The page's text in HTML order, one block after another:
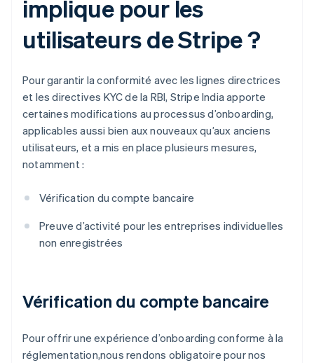
implique pour les
utilisateurs de Stripe ?
Pour garantir la conformité avec les lignes directrices
et les directives KYC de la RBI, Stripe India apporte
certaines modifications au processus d’onboarding,
applicables aussi bien aux nouveaux qu’aux anciens
utilisateurs, et a mis en place plusieurs mesures,
notamment :
Vérification du compte bancaire
Preuve d’activité pour les entreprises individuelles
non enregistrées
Vérification du compte bancaire
Pour offrir une expérience d’onboarding conforme à la
réglementation,nous rendons obligatoire pour nos